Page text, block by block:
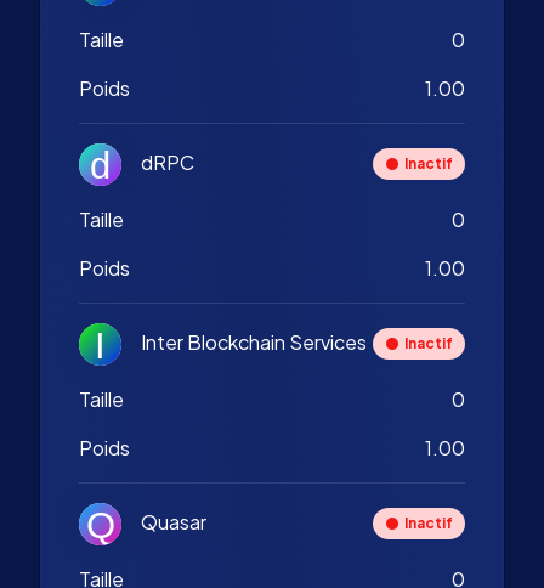
Taille
0
Poids
1.00
dRPC Inactif
Taille
0
Poids
1.00
Inter Blockchain Services Inactif
Taille
0
Poids
1.00
Quasar Inactif
Taille 0